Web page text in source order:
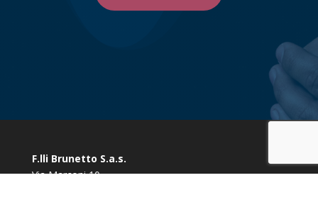
F.lli Brunetto S.a.s.
Via Marconi 10